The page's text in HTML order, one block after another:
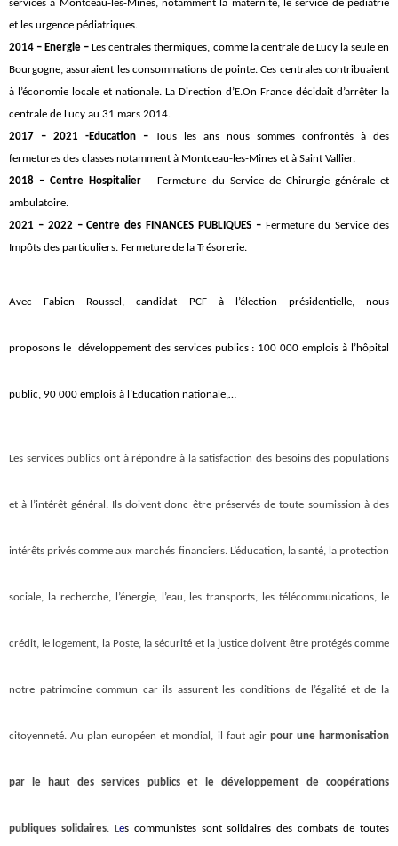
services à Montceau-les-Mines, notamment la maternité, le service de pédiatrie
et les urgence pédiatriques.
2014 – Energie –Les centrales thermiques, comme la centrale de Lucy la seule en
Bourgogne, assuraient les consommations de pointe. Ces centrales contribuaient
à l’économie locale et nationale. La Direction d’E.On France décidait d’arrêter la
centrale de Lucy au 31 mars 2014.
2017 – 2021 -Education – Tous les ans nous sommes confrontés à des
fermetures des classes notamment à Montceau-les-Mines et à Saint Vallier.
2018 –Centre Hospitalier – Fermeture du Service de Chirurgie générale et
ambulatoire.
2021 – 2022 – Centre des FINANCES PUBLIQUES – Fermeture du Service des
Impôts des particuliers. Fermeture de la Trésorerie.
Avec Fabien Roussel , candidat PCF à l’élection présidentielle, nous
proposons le développement des services publics : 100 000 emplois à l’hôpital
public, 90 000 emplois à l’Education nationale,…
Les services publics ont à répondre à la satisfaction des besoins des populations
et à l’intérêt général. Ils doivent donc être préservés de toute soumission à des
intérêts privés comme aux marchés financiers. L’éducation, la santé, la protection
sociale, la recherche, l’énergie, l’eau, les transports, les télécommunications, le
crédit, le logement, la Poste, la sécurité et la justice doivent être protégés comme
notre patrimoine commun car ils assurent les conditions de l’égalité et de la
citoyenneté. Au plan européen et mondial, il faut agir pour une harmonisation
par le haut des services publics et le développement de coopérations
publiques solidaires. Les communistes sont solidaires des combats de toutes